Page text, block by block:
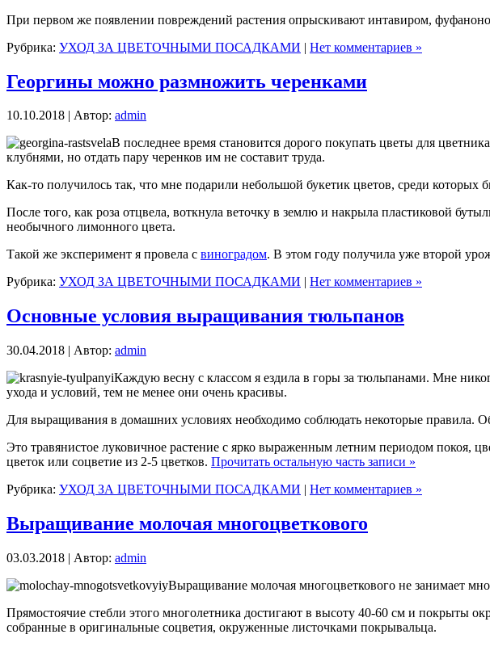
При первом же появлении повреждений растения опрыскивают интавиром,
Рубрика: УХОД ЗА ЦВЕТОЧНЫМИ ПОСАДКАМИ | Нет комментариев »
Георгины можно размножить черенками
10.10.2018 | Автор: admin
В последнее время становится дорого покупать цветы для
клубнями, но отдать пару черенков им не составит труда.
Как-то получилось так, что мне подарили небольшой букетик цветов, среди которых
После того, как роза отцвела, воткнула веточку в землю и накрыла пластиковой
необычного лимонного цвета.
Такой же эксперимент я провела с виноградом. В этом году получила уже второй
Рубрика: УХОД ЗА ЦВЕТОЧНЫМИ ПОСАДКАМИ | Нет комментариев »
Основные условия выращивания тюльпанов
30.04.2018 | Автор: admin
Каждую весну с классом я ездила в горы за тюльпанами. Мне
ухода и условий, тем не менее они очень красивы.
Для выращивания в домашних условиях необходимо соблюдать некоторые правила.
Это травянистое луковичное растение с ярко выраженным летним периодом покоя,
цветок или соцветие из 2-5 цветков. Прочитать остальную часть записи »
Рубрика: УХОД ЗА ЦВЕТОЧНЫМИ ПОСАДКАМИ | Нет комментариев »
Выращивание молочая многоцветкового
03.03.2018 | Автор: admin
Выращивание молочая многоцветкового не занимает
Прямостоячие стебли этого многолетника достигают в высоту 40-60 см и покрыты
собранные в оригинальные соцветия, окруженные листочками покрывальца.